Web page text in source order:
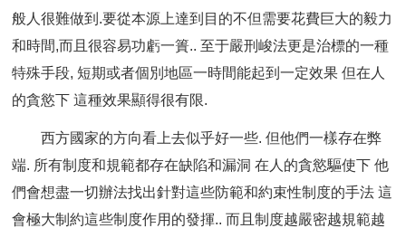
般人很難做到.要從本源上達到目的不但需要花費巨大的毅力
和時間,而且很容易功虧一簣.. 至于嚴刑峻法更是治標的一種
特殊手段, 短期或者個別地區一時間能起到一定效果 但在人
的貪慾下 這種效果顯得很有限.
西方國家的方向看上去似乎好一些. 但他們一樣存在弊
端. 所有制度和規範都存在缺陷和漏洞 在人的貪慾驅使下 他
們會想盡一切辦法找出針對這些防範和約束性制度的手法 這
會極大制約這些制度作用的發揮.. 而且制度越嚴密越規範越